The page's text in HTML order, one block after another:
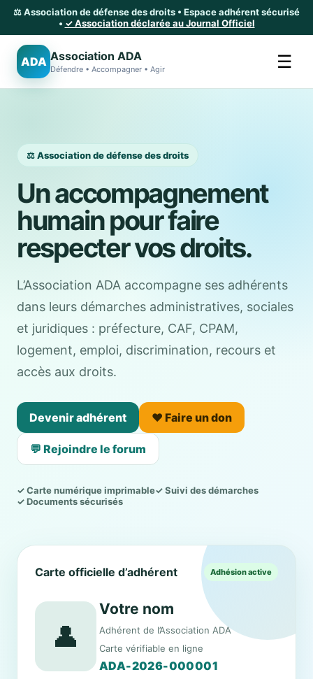
⚖️ Association de défense des droits • Espace adhérent sécurisé
• ✓ Association déclarée au Journal Officiel
ADA Association ADA
Défendre • Accompagner • Agir ☰
⚖️ Association de défense des droits
Un accompagnement
humain pour faire
respecter vos droits.
L’Association ADA accompagne ses adhérents
dans leurs démarches administratives, sociales
et juridiques : préfecture, CAF, CPAM,
logement, emploi, discrimination, recours et
accès aux droits.
Devenir adhérent ❤️ Faire un don
💬 Rejoindre le forum
✓ Carte numérique imprimable✓ Suivi des démarches
✓ Documents sécurisés
Carte officielle d’adhérent Adhésion active
👤
Votre nom
Adhérent de l’Association ADA
Carte vérifiable en ligne
ADA-2026-000001